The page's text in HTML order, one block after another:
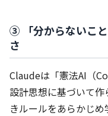
③ 「分からないこ
さ
Claudeは「憲法AI（
設計思想に基づいて
きルールをあらかじ